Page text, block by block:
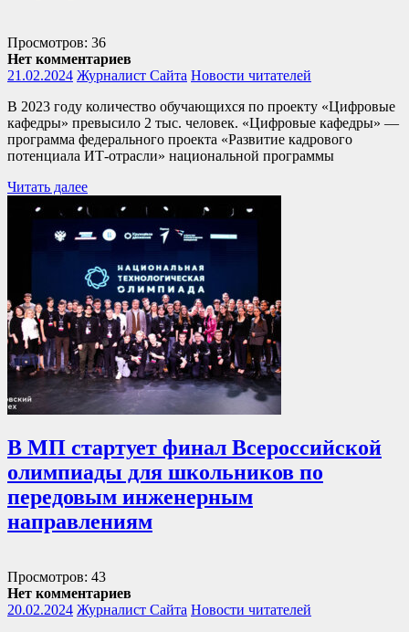
Просмотров: 36
Нет комментариев
21.02.2024 Журналист Сайта Новости читателей
В 2023 году количество обучающихся по проекту «Цифровые
кафедры» превысило 2 тыс. человек. «Цифровые кафедры» —
программа федерального проекта «Развитие кадрового
потенциала ИТ-отрасли» национальной программы
Читать далее
В МП стартует финал Всероссийской
олимпиады для школьников по
передовым инженерным
направлениям
Просмотров: 43
Нет комментариев
20.02.2024 Журналист Сайта Новости читателей